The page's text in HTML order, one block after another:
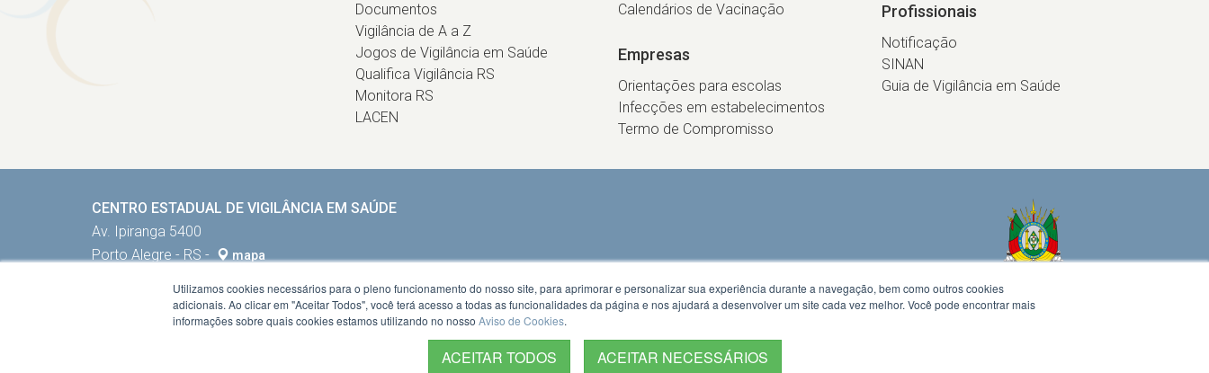
Documentos
Vigilância de A a Z
Jogos de Vigilância em Saúde
Qualifica Vigilância RS
Monitora RS
LACEN
Calendários de Vacinação
Empresas
Orientações para escolas
Infecções em estabelecimentos
Termo de Compromisso
Profissionais
Notificação
SINAN
Guia de Vigilância em Saúde
CENTRO ESTADUAL DE VIGILÂNCIA EM SAÚDE
Av. Ipiranga 5400
Porto Alegre - RS -
mapa
5132884002
Utilizamos cookies necessários para o pleno funcionamento do nosso site, para aprimorar e personalizar sua experiência durante a navegação, bem como outros cookies
adicionais. Ao clicar em "Aceitar Todos", você terá acesso a todas as funcionalidades da página e nos ajudará a desenvolver um site cada vez melhor. Você pode encontrar mais
informações sobre quais cookies estamos utilizando no nosso Aviso de Cookies.
ACEITAR TODOS ACEITAR NECESSÁRIOS